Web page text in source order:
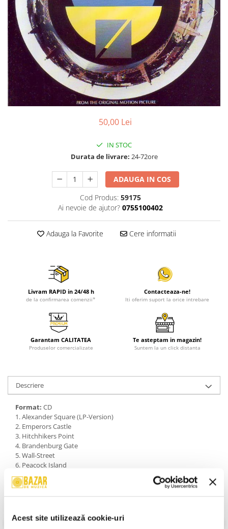
Acest site utilizează cookie-uri
Viniluri Românești
Colecția Electrecord
50,00 Lei
IN STOC
Durata de livrare: 24-72ore
ADAUGA IN COS
Cod Produs: 59175
Ai nevoie de ajutor? 0755100402
Adauga la Favorite Cere informatii
Livram RAPID in 24/48 h
de la confirmarea comenzii*
Contacteaza-ne!
Iti oferim suport la orice intrebare
Garantam CALITATEA
Produselor comercializate
Te asteptam in magazin!
Suntem la un click distanta
Descriere
Format: CD
1. Alexander Square (LP-Version)
2. Emperors Castle
3. Hitchhikers Point
4. Brandenburg Gate
5. Wall-Street
6. Peacock Island
7. Down The Avus
8. Midnight In Bear City
An Lansare:1989
Stil:Electronic; Stage & Screen; Berlin-School; Score; Soundtrack